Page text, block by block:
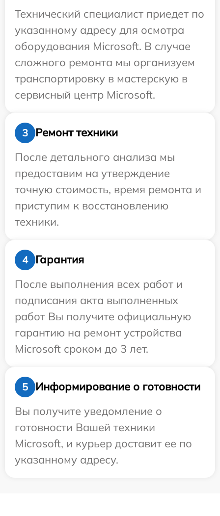
Технический специалист приедет по
указанному адресу для осмотра
оборудования Microsoft. В случае
сложного ремонта мы организуем
транспортировку в мастерскую в
сервисный центр Microsoft.
3
Ремонт техники
После детального анализа мы
предоставим на утверждение
точную стоимость, время ремонта и
приступим к восстановлению
техники.
4
Гарантия
После выполнения всех работ и
подписания акта выполненных
работ Вы получите официальную
гарантию на ремонт устройства
Microsoft сроком до 3 лет.
5
Информирование о готовности
Вы получите уведомление о
готовности Вашей техники
Microsoft, и курьер доставит ее по
указанному адресу.